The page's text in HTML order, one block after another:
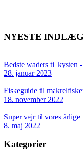
NYESTE INDLÆG
Bedste waders til kysten
28. januar 2023
Fiskeguide til
18. november 2022
Super vejr til vores årlige
8. maj 2022
Kategorier